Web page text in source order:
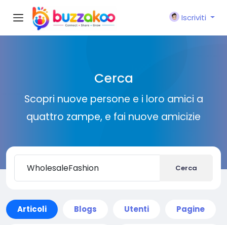
Iscriviti
Cerca
Scopri nuove persone e i loro amici a
quattro zampe, e fai nuove amicizie
Cerca
Articoli Blogs Utenti Pagine